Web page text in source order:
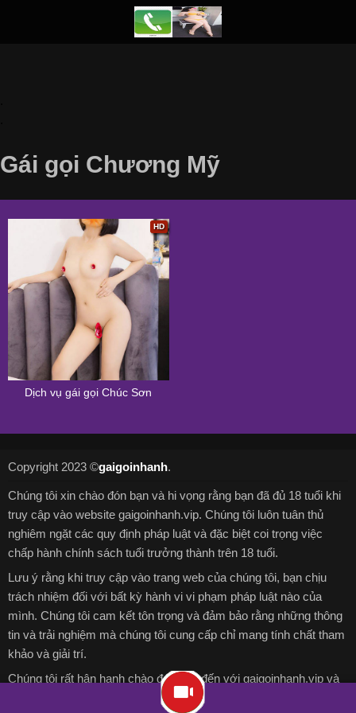
Gái gọi Chương Mỹ
Dịch vụ gái gọi Chúc Sơn
HD
Copyright 2023 ©gaigoinhanh.
Chúng tôi xin chào đón bạn và hi vọng rằng bạn đã đủ 18 tuổi khi
truy cập vào website gaigoinhanh.vip. Chúng tôi luôn tuân thủ
nghiêm ngặt các quy định pháp luật và đặc biệt coi trọng việc
chấp hành chính sách tuổi trưởng thành trên 18 tuổi.
Lưu ý rằng khi truy cập vào trang web của chúng tôi, bạn chịu
trách nhiệm đối với bất kỳ hành vi vi phạm pháp luật nào của
mình. Chúng tôi cam kết tôn trọng và đảm bảo rằng những thông
tin và trải nghiệm mà chúng tôi cung cấp chỉ mang tính chất tham
khảo và giải trí.
Chúng tôi rất hân hạnh chào đón bạn đến với gaigoinhanh.vip và
chúc bạn có những trải nghiệm thú vị và bổ ích trên nền tảng trực